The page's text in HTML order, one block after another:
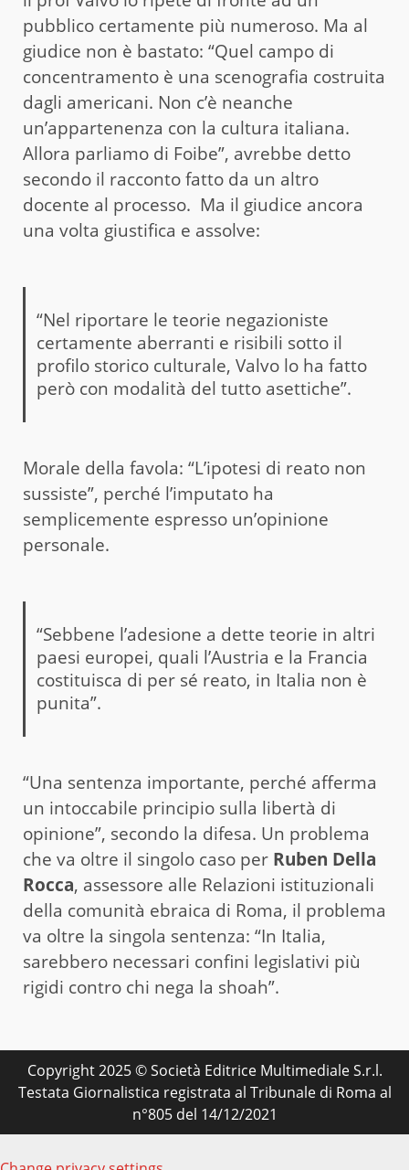
pubblico certamente più numeroso. Ma al
giudice non è bastato: “Quel campo di
concentramento è una scenografia costruita
dagli americani. Non c’è neanche
un’appartenenza con la cultura italiana.
Allora parliamo di Foibe”, avrebbe detto
secondo il racconto fatto da un altro
docente al processo. Ma il giudice ancora
una volta giustifica e assolve:
“Nel riportare le teorie negazioniste
certamente aberranti e risibili sotto il
profilo storico culturale, Valvo lo ha fatto
però con modalità del tutto asettiche”.
Morale della favola: “L’ipotesi di reato non
sussiste”, perché l’imputato ha
semplicemente espresso un’opinione
personale.
“Sebbene l’adesione a dette teorie in altri
paesi europei, quali l’Austria e la Francia
costituisca di per sé reato, in Italia non è
punita”.
“Una sentenza importante, perché afferma
un intoccabile principio sulla libertà di
opinione”, secondo la difesa. Un problema
che va oltre il singolo caso per Ruben Della
Rocca, assessore alle Relazioni istituzionali
della comunità ebraica di Roma, il problema
va oltre la singola sentenza: “In Italia,
sarebbero necessari confini legislativi più
rigidi contro chi nega la shoah”.
Copyright 2025 © Società Editrice Multimediale S.r.l.
Testata Giornalistica registrata al Tribunale di Roma al
n°805 del 14/12/2021